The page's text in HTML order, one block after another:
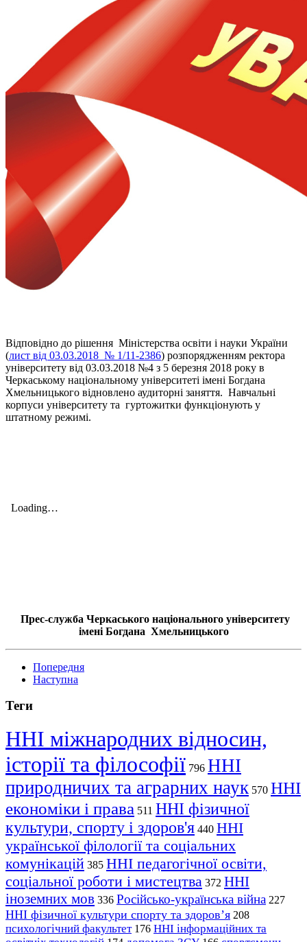
Відповідно до рішення Міністерства освіти і науки України
(лист від 03.03.2018 № 1/11-2386) розпорядженням ректора
університету від 03.03.2018 №4 з 5 березня 2018 року в
Черкаському національному університеті імені Богдана
Хмельницького відновлено аудиторні заняття. Навчальні
корпуси університету та гуртожитки функціонують у
штатному режимі.
Прес-служба Черкаського національного університету
імені Богдана Хмельницького
Попередня
Наступна
Теги
ННІ міжнародних відносин,
історії та філософії 796 ННІ
природничих та аграрних наук 570 ННІ
економіки і права 511 ННІ фізичної
культури, спорту і здоров'я 440 ННІ
української філології та соціальних
комунікацій 385 ННІ педагогічної освіти,
соціальної роботи і мистецтва 372 ННІ
іноземних мов 336 Російсько-українська війна 227
ННІ фізичної культури спорту та здоров’я 208
психологічний факультет 176 ННІ інформаційних та